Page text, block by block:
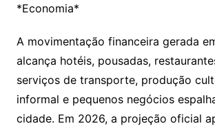
*Economia*
A movimentação financeira gerada
alcança hotéis, pousadas,
serviços de transporte, produção
informal e pequenos negócios
cidade. Em 2026, a projeção oficial